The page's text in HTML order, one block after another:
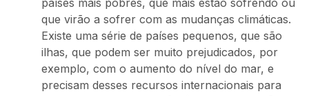
países mais pobres, que mais estão sofrendo ou
que virão a sofrer com as mudanças climáticas.
Existe uma série de países pequenos, que são
ilhas, que podem ser muito prejudicados, por
exemplo, com o aumento do nível do mar, e
precisam desses recursos internacionais para